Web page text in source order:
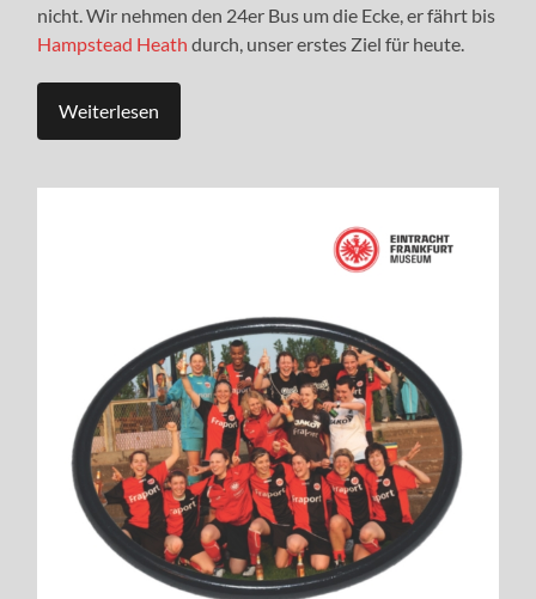
nicht. Wir nehmen den 24er Bus um die Ecke, er fährt bis
Hampstead Heath durch, unser erstes Ziel für heute.
Weiterlesen